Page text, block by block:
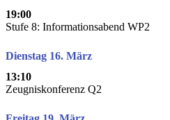
19:00
Stufe 8: Informationsabend WP2
Dienstag 16. März
13:10
Zeugniskonferenz Q2